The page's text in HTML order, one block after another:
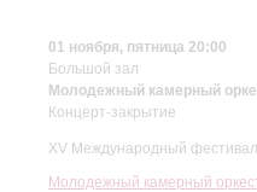
01 ноября, пятница 20:00
Большой зал
Молодежный камерный
Концерт-закрытие
XV Международный
Молодежный камерный